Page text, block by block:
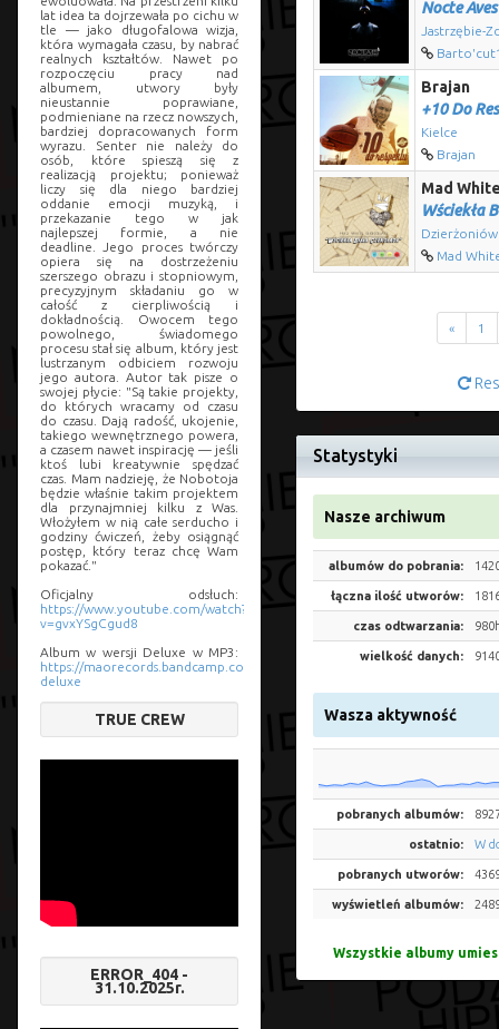
lat idea ta dojrzewała po cichu w
tle — jako długofalowa wizja,
która wymagała czasu, by nabrać
realnych kształtów. Nawet po
rozpoczęciu pracy nad
albumem, utwory były
nieustannie poprawiane,
podmieniane na rzecz nowszych,
bardziej dopracowanych form
wyrazu. Senter nie należy do
osób, które spieszą się z
realizacją projektu; ponieważ
liczy się dla niego bardziej
oddanie emocji muzyką, i
przekazanie tego w jak
najlepszej formie, a nie
deadline. Jego proces twórczy
opiera się na dostrzeżeniu
szerszego obrazu i stopniowym,
precyzyjnym składaniu go w
całość z cierpliwością i
dokładnością. Owocem tego
powolnego, świadomego
procesu stał się album, który jest
lustrzanym odbiciem rozwoju
jego autora. Autor tak pisze o
swojej płycie: "Są takie projekty,
do których wracamy od czasu
do czasu. Dają radość, ukojenie,
takiego wewnętrznego powera,
a czasem nawet inspirację — jeśli
ktoś lubi kreatywnie spędzać
czas. Mam nadzieję, że Nobotoja
będzie właśnie takim projektem
dla przynajmniej kilku z Was.
Włożyłem w nią całe serducho i
godziny ćwiczeń, żeby osiągnąć
postęp, który teraz chcę Wam
pokazać."
Oficjalny odsłuch:
https://www.youtube.com/watch?
v=gvxYSgCgud8
Album w wersji Deluxe w MP3:
https://maorecords.bandcamp.com/album/nobotoja-
deluxe
TRUE CREW
ERROR_404 -
31.10.2025r.
Nocte Aves
Jastrzębie-
Brajan
+10 Do
Kielce
Brajan
Mad
Wściekła
Dzierżoniów
Mad
« 1
Statystyki
Nasze archiwum
albumów do pobrania:
łączna ilość utworów:
czas odtwarzania:
wielkość danych:
Wasza aktywność
pobranych albumów:
ostatnio: W
pobranych utworów:
wyświetleń albumów:
Wszystkie albumy